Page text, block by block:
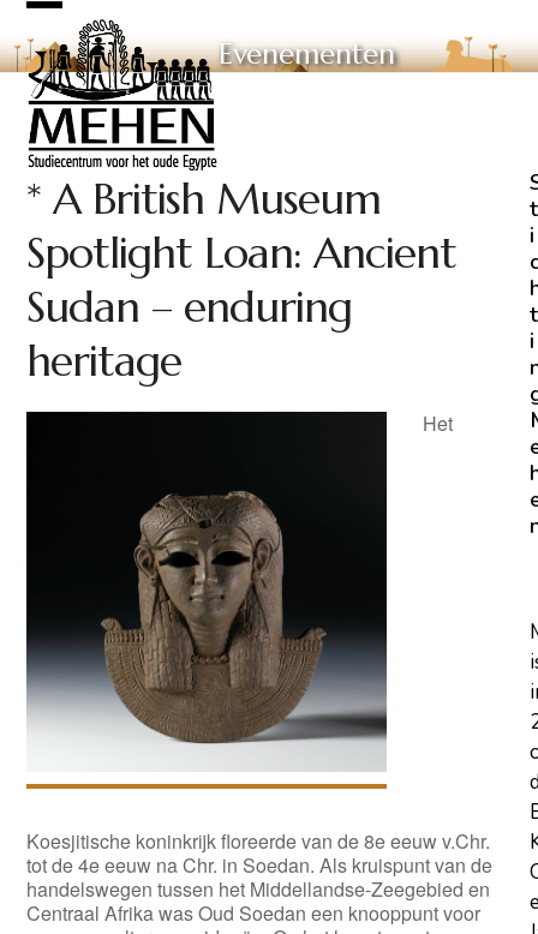
Skip
to
content
Open
mobile
menu
Close
mobile
menu
Evenementen
* A British Museum
Spotlight Loan: Ancient
Sudan – enduring
heritage
Het
Koesjitische koninkrijk floreerde van de 8e eeuw v.Chr.
tot de 4e eeuw na Chr. in Soedan. Als kruispunt van de
handelswegen tussen het Middellandse-Zeegebied en
Centraal Afrika was Oud Soedan een knooppunt voor
t
i
t
i